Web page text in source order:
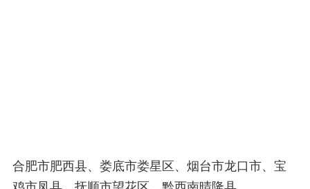
合肥市肥西县、娄底市娄星区、烟台市龙口市、宝